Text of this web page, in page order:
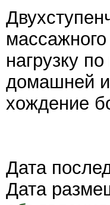
нагрузку
домашней
хождение
Дата
Дата